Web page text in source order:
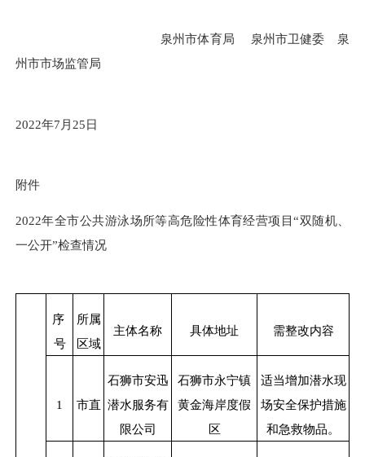
泉州市体育局 泉州市卫健委
泉
州市市场监管局
2022年7 月 25日
附件
2022年全市公共游泳场所等高危险性体育经营项目“双随机、
一公开”检查情况
序
号
所属
区域
主体名称 具体地址 需整改内容
1 市直
石狮市安迅
潜水服务有
限公司
石狮市永宁镇
黄金海岸度假
区
适当增加潜水现
场安全保护措施
和急救物品。